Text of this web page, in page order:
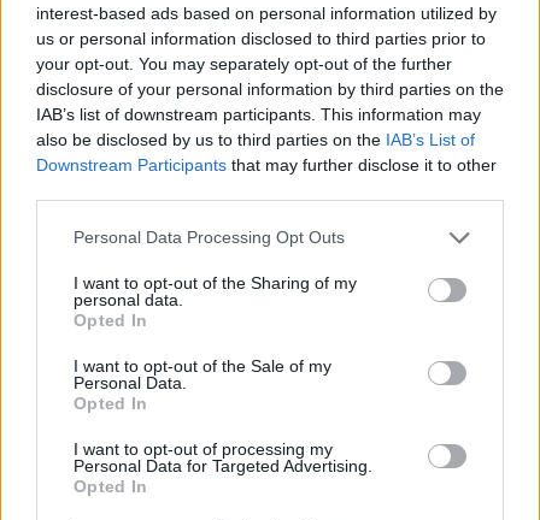
interest-based ads based on personal information utilized by
us or personal information disclosed to third parties prior to
your opt-out. You may separately opt-out of the further
disclosure of your personal information by third parties on the
IAB’s list of downstream participants. This information may
also be disclosed by us to third parties on the IAB’s List of
Downstream Participants that may further disclose it to other
Personal Data Processing Opt Outs
I want to opt-out of the Sharing of my
personal data.
Opted In
I want to opt-out of the Sale of my
Personal Data.
Opted In
I want to opt-out of processing my
Personal Data for Targeted Advertising.
Opted In
Kultura
Lesního divadla Skalka. Nabídne hudbu,
divadlo i tvořivé dílny